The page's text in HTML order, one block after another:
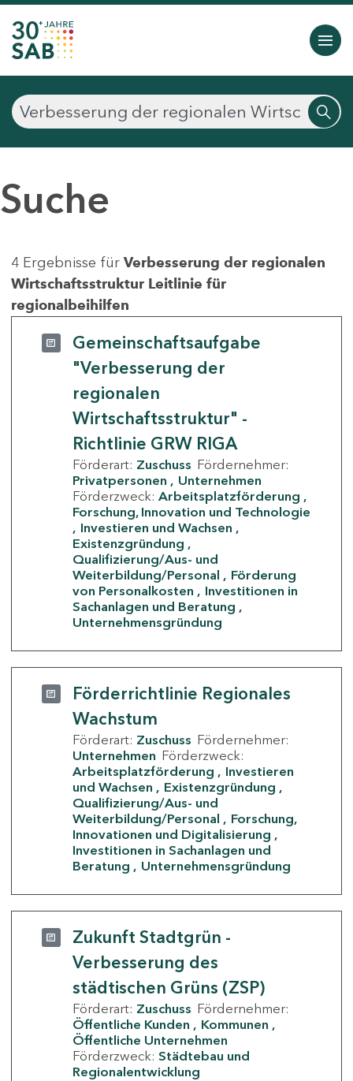
Suche
4 Ergebnisse für Verbesserung der regionalen
Wirtschaftsstruktur Leitlinie für
regionalbeihilfen
Gemeinschaftsaufgabe
"Verbesserung der
regionalen
Wirtschaftsstruktur" -
Richtlinie GRW RIGA
Förderart: Zuschuss Fördernehmer:
Privatpersonen
Unternehmen
Förderzweck: Arbeitsplatzförderung
Forschung, Innovation und Technologie
Investieren und Wachsen
Existenzgründung
Qualifizierung/Aus- und
Weiterbildung/Personal
Förderung
von Personalkosten
Investitionen in
Sachanlagen und Beratung
Unternehmensgründung
Förderrichtlinie Regionales
Wachstum
Förderart: Zuschuss Fördernehmer:
Unternehmen Förderzweck:
Arbeitsplatzförderung
Investieren
und Wachsen
Existenzgründung
Qualifizierung/Aus- und
Weiterbildung/Personal
Forschung,
Innovationen und Digitalisierung
Investitionen in Sachanlagen und
Beratung
Unternehmensgründung
Zukunft Stadtgrün -
Verbesserung des
städtischen Grüns (ZSP)
Förderart: Zuschuss Fördernehmer:
Öffentliche Kunden
Kommunen
Öffentliche Unternehmen
Förderzweck: Städtebau und
Regionalentwicklung